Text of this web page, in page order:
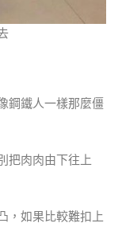
鋼鐵人一樣那麼僵
把肉肉由下往上
，如果比較難扣上